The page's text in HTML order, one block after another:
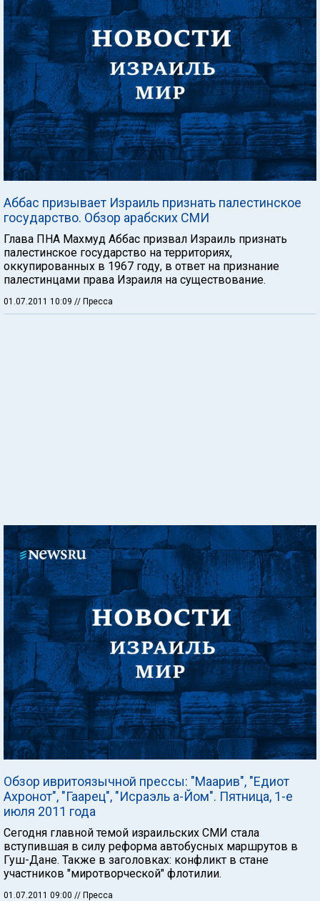
Аббас призывает Израиль признать палестинское
государство. Обзор арабских СМИ
Глава ПНА Махмуд Аббас призвал Израиль признать
палестинское государство на территориях,
оккупированных в 1967 году, в ответ на признание
палестинцами права Израиля на существование.
01.07.2011 10:09 // Пресса
Обзор ивритоязычной прессы: "Маарив", "Едиот
Ахронот", "Гаарец", "Исраэль а-Йом". Пятница, 1-е
июля 2011 года
Сегодня главной темой израильских СМИ стала
вступившая в силу реформа автобусных маршрутов в
Гуш-Дане. Также в заголовках: конфликт в стане
участников "миротворческой" флотилии.
01.07.2011 09:00 // Пресса